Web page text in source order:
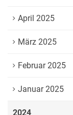
April 2025
März 2025
Februar 2025
Januar 2025
2024